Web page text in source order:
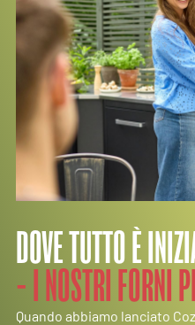
DOVE TUTTO È
- I NOSTRI FORNI
Quando abbiamo lanciato